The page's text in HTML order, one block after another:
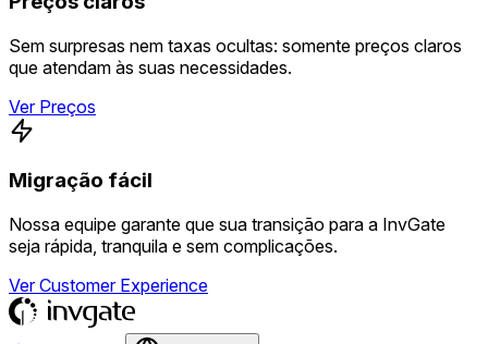
Sem surpresas nem taxas ocultas: somente preços claros
que atendam às suas necessidades.
Ver Preços
Migração fácil
Nossa equipe garante que sua transição para a InvGate
seja rápida, tranquila e sem complicações.
Ver Customer Experience